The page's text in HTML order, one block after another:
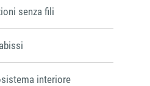
senza fili
interiore